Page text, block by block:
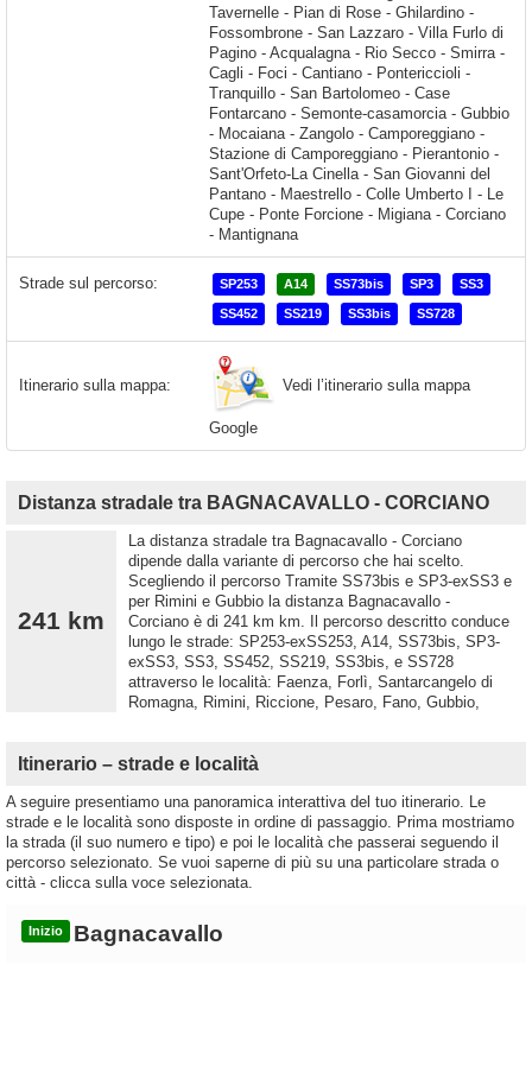
Strade sul percorso: SP253 A14 SS73bis SP3 SS3
SS452 SS219 SS3bis SS728
Itinerario sulla mappa: Vedi l’itinerario sulla mappa
Google
Distanza stradale tra BAGNACAVALLO - CORCIANO
241 km
La distanza stradale tra Bagnacavallo - Corciano
dipende dalla variante di percorso che hai scelto.
Scegliendo il percorso Tramite SS73bis e SP3-exSS3 e
per Rimini e Gubbio la distanza Bagnacavallo -
Corciano è di 241 km km. Il percorso descritto conduce
lungo le strade: SP253-exSS253, A14, SS73bis, SP3-
exSS3, SS3, SS452, SS219, SS3bis, e SS728
attraverso le località: Faenza, Forlì, Santarcangelo di
Romagna, Rimini, Riccione, Pesaro, Fano, Gubbio,
Itinerario – strade e località
A seguire presentiamo una panoramica interattiva del tuo itinerario. Le
strade e le località sono disposte in ordine di passaggio. Prima mostriamo
la strada (il suo numero e tipo) e poi le località che passerai seguendo il
percorso selezionato. Se vuoi saperne di più su una particolare strada o
città - clicca sulla voce selezionata.
Inizio Bagnacavallo